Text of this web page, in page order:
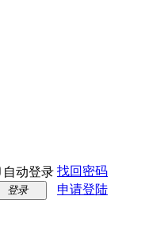
自动登录 找回密码
登录 申请登陆